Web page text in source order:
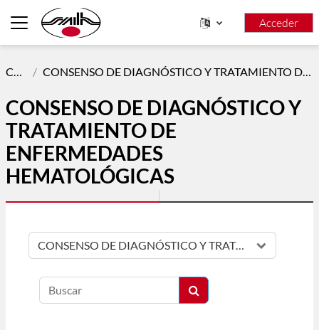
Salta al contenido principal
Panel lateral
Acceder
Cursos CONSENSO DE DIAGNÓSTICO Y TRATAMIENTO DE ENFERMEDADES HEMATOLÓGICAS
CONSENSO DE DIAGNÓSTICO Y
TRATAMIENTO DE
ENFERMEDADES
HEMATOLÓGICAS
Categorías
Buscar
Buscar